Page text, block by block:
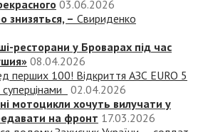
03.06.2026
знизяться, – Свириденко
ресторани у Броварах під час
08.04.2026
перших 100! Відкриття АЗС EURO 5
02.04.2026
мотоцикли хочуть вилучати у
на фронт 17.03.2026